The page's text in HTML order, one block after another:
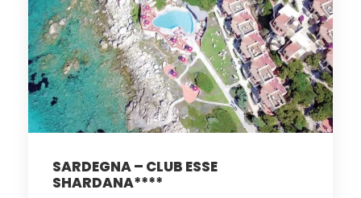
SARDEGNA – CLUB ESSE
SHARDANA****